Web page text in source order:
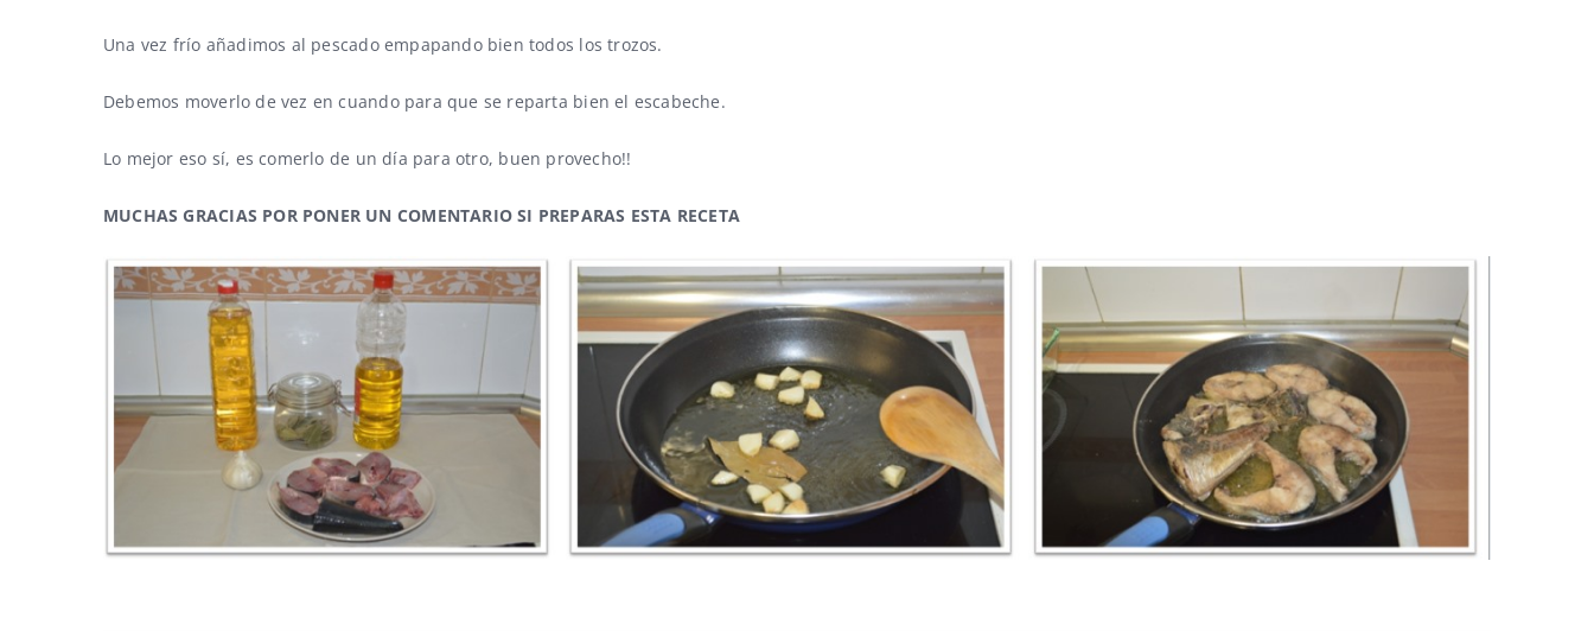
Una vez frío añadimos al pescado empapando bien todos los trozos.
Debemos moverlo de vez en cuando para que se reparta bien el escabeche.
Lo mejor eso sí, es comerlo de un día para otro, buen provecho!!
MUCHAS GRACIAS POR PONER UN COMENTARIO SI PREPARAS ESTA RECETA